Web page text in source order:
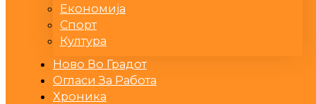
Економија
Спорт
Култура
Ново Во Градот
Огласи За Работа
Хроника